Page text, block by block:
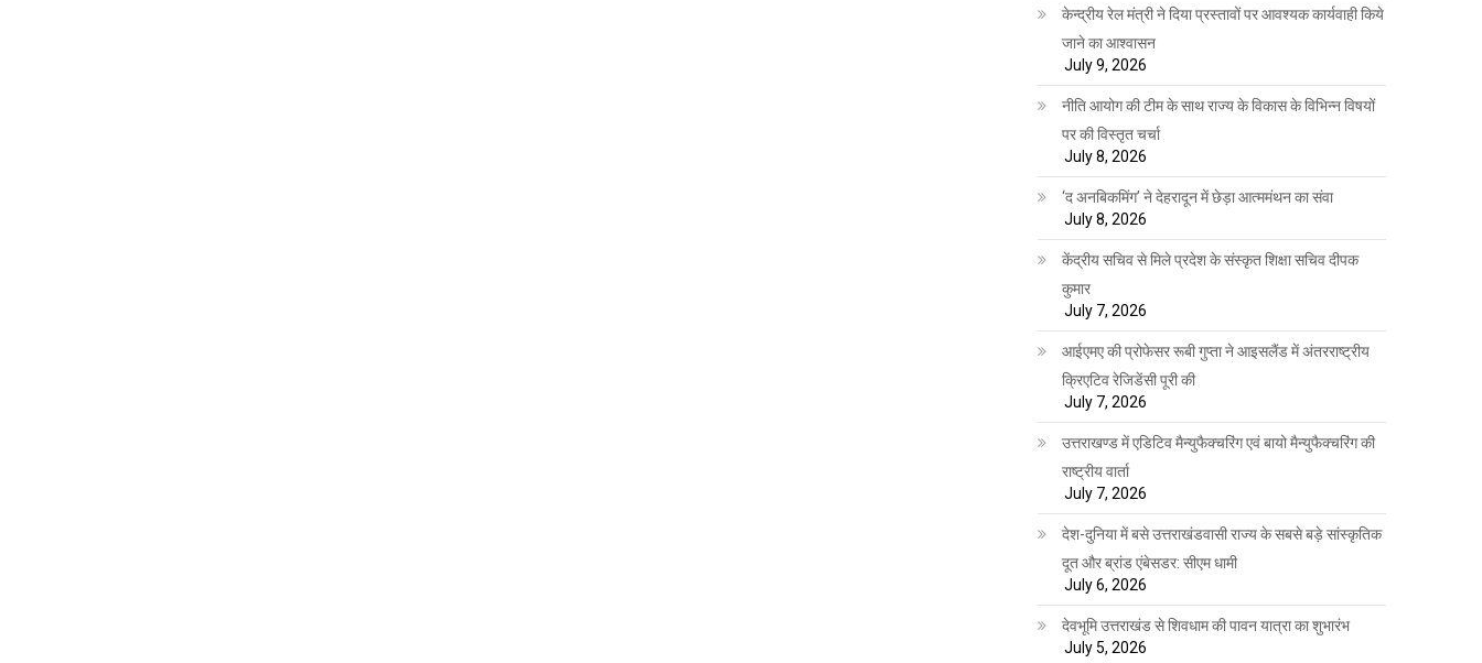
केन्द्रीय रेल मंत्री ने दिया प्रस्तावों पर आवश्यक कार्यवाही किये
जाने का आश्वासन
July 9, 2026
नीति आयोग की टीम के साथ राज्य के विकास के विभिन्न विषयों
पर की विस्तृत चर्चा
July 8, 2026
‘द अनबिकमिंग’ ने देहरादून में छेड़ा आत्ममंथन का संवा
July 8, 2026
केंद्रीय सचिव से मिले प्रदेश के संस्कृत शिक्षा सचिव दीपक
कुमार
July 7, 2026
आईएमए की प्रोफेसर रूबी गुप्ता ने आइसलैंड में अंतरराष्ट्रीय
क्रिएटिव रेजिडेंसी पूरी की
July 7, 2026
उत्तराखण्ड में एडिटिव मैन्युफैक्चरिंग एवं बायो मैन्युफैक्चरिंग की
राष्ट्रीय वार्ता
July 7, 2026
देश-दुनिया में बसे उत्तराखंडवासी राज्य के सबसे बड़े सांस्कृतिक
दूत और ब्रांड एंबेसडर: सीएम धामी
July 6, 2026
देवभूमि उत्तराखंड से शिवधाम की पावन यात्रा का शुभारंभ
July 5, 2026